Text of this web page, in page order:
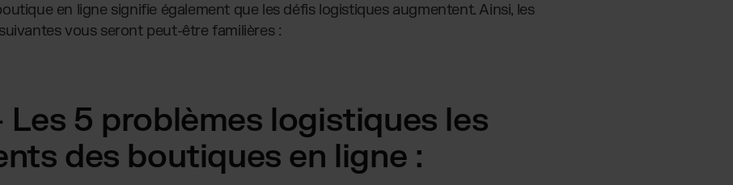
en ligne signifie également que les défis logistiques augmentent. Ainsi, les
vous seront peut-être familières :
Les 5 problèmes logistiques les
des boutiques en ligne :